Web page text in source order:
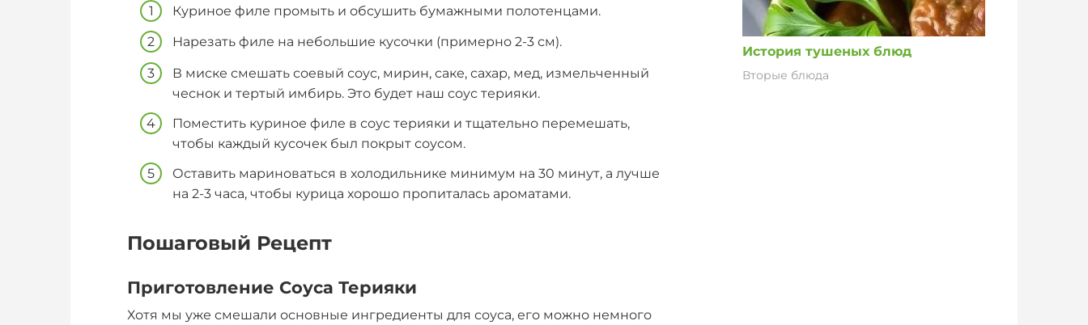
Куриное филе промыть и обсушить бумажными полотенцами.
Нарезать филе на небольшие кусочки (примерно 2-3 см).
В миске смешать соевый соус, мирин, саке, сахар, мед, измельченный
чеснок и тертый имбирь. Это будет наш соус терияки.
Поместить куриное филе в соус терияки и тщательно перемешать,
чтобы каждый кусочек был покрыт соусом.
Оставить мариноваться в холодильнике минимум на 30 минут, а лучше
на 2-3 часа, чтобы курица хорошо пропиталась ароматами.
Пошаговый Рецепт
Приготовление Соуса Терияки
Хотя мы уже смешали основные ингредиенты для соуса, его можно немного
История тушеных блюд
Вторые блюда